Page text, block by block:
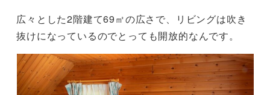
広々とした2階建て69㎡の広さで、リビングは吹き
抜けになっているのでとっても開放的なんです。